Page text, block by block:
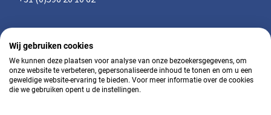
Algemene voorwaarden
Privacy
Wij gebruiken cookies
We kunnen deze plaatsen voor analyse van onze bezoekersgegevens, om
onze website te verbeteren, gepersonaliseerde inhoud te tonen en om u een
geweldige website-ervaring te bieden. Voor meer informatie over de cookies
die we gebruiken opent u de instellingen.